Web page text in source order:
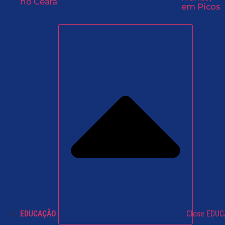
em Picos
EDUCAÇÃO Close